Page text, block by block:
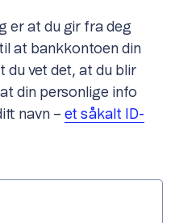
er at du gir fra deg
at bankkontoen din
du vet det, at du blir
din personlige info
navn – et såkalt ID-